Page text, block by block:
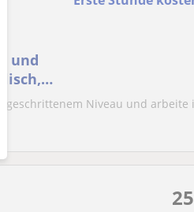
und
Niveau und arbeite
25